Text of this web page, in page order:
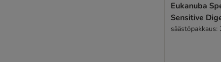
Eukanuba
Sensitive
säästöpakkaus: